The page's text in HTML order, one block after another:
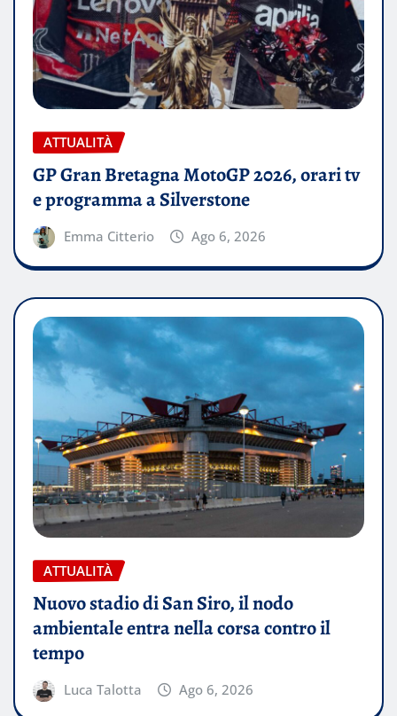
ATTUALITÀ
GP Gran Bretagna MotoGP 2026, orari tv
e programma a Silverstone
Emma Citterio Ago 6, 2026
ATTUALITÀ
Nuovo stadio di San Siro, il nodo
ambientale entra nella corsa contro il
tempo
Luca Talotta Ago 6, 2026